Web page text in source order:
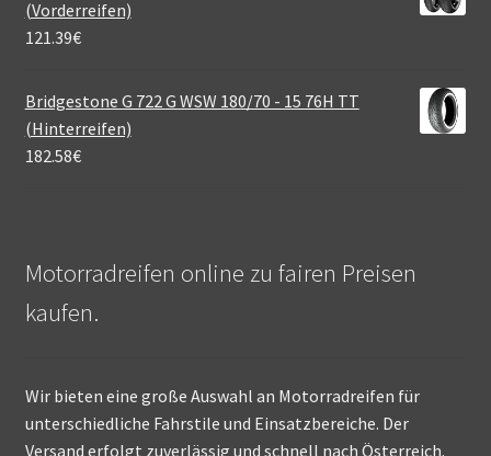
(Vorderreifen)
121.39€
Bridgestone G 722 G WSW 180/70 - 15 76H TT
(Hinterreifen)
182.58€
Motorradreifen online zu fairen Preisen
kaufen.
Wir bieten eine große Auswahl an Motorradreifen für
unterschiedliche Fahrstile und Einsatzbereiche. Der
Versand erfolgt zuverlässig und schnell nach Österreich.